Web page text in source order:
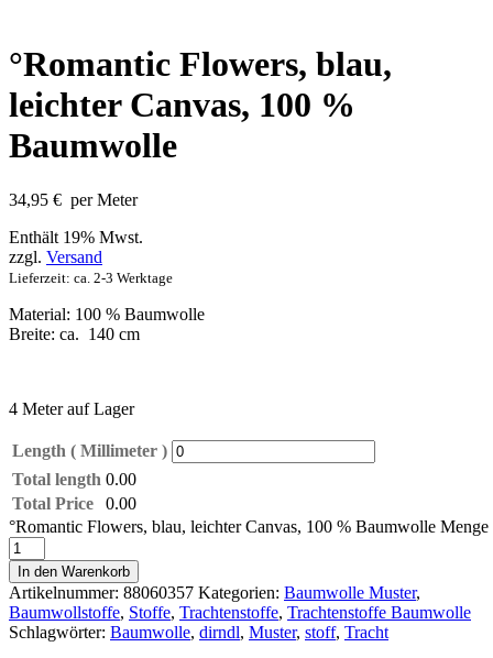
°Romantic Flowers, blau,
leichter Canvas, 100 %
Baumwolle
34,95 € per Meter
Enthält 19% Mwst.
zzgl. Versand
Lieferzeit: ca. 2-3 Werktage
Material: 100 % Baumwolle
Breite: ca. 140 cm
4 Meter auf Lager
Length ( Millimeter )
Total length 0.00
Total Price
0.00
°Romantic Flowers, blau, leichter Canvas, 100 % Baumwolle Menge
In den Warenkorb
Artikelnummer: 88060357 Kategorien: Baumwolle Muster,
Baumwollstoffe, Stoffe, Trachtenstoffe, Trachtenstoffe Baumwolle
Schlagwörter: Baumwolle, dirndl, Muster, stoff, Tracht